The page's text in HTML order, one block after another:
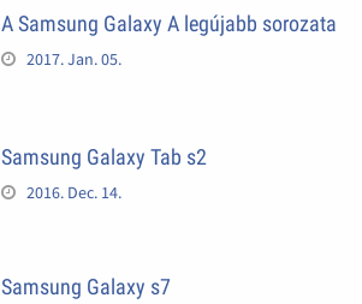
A Samsung Galaxy A legújabb sorozata
2017. Jan. 05.
Samsung Galaxy Tab s2
2016. Dec. 14.
Samsung Galaxy s7